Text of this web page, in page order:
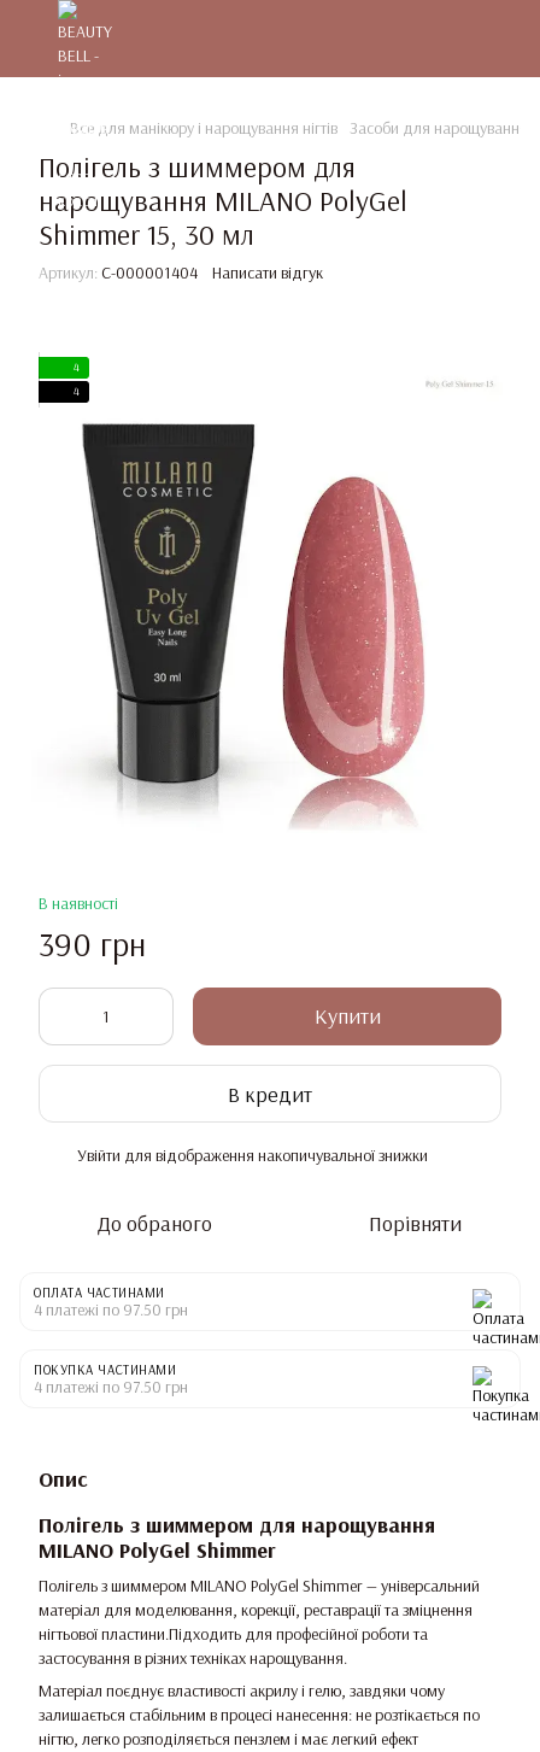
Все для манікюру і нарощування нігтів Засоби для нарощування та
Полігель з шиммером для
нарощування MILANO PolyGel
Shimmer 15, 30 мл
Артикул: C-000001404 Написати відгук
4
4
В наявності
390 грн
Купити
В кредит
Увійти для відображення накопичувальної знижки
До обраного Порівняти
ОПЛАТА ЧАСТИНАМИ
4 платежі по 97.50 грн
ПОКУПКА ЧАСТИНАМИ
4 платежі по 97.50 грн
Опис
Полігель з шиммером для нарощування
MILANO PolyGel Shimmer
Полігель з шиммером MILANO PolyGel Shimmer — універсальний
матеріал для моделювання, корекції, реставрації та зміцнення
нігтьової пластини.Підходить для професійної роботи та
застосування в різних техніках нарощування.
Матеріал поєднує властивості акрилу і гелю, завдяки чому
залишається стабільним в процесі нанесення: не розтікається по
нігтю, легко розподіляється пензлем і має легкий ефект